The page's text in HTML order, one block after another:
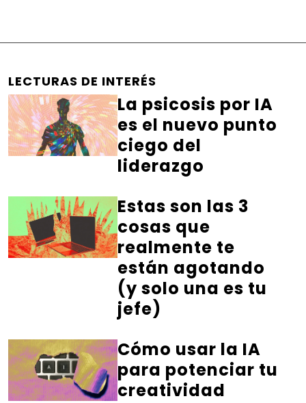
LECTURAS DE INTERÉS
La psicosis por IA
es el nuevo punto
ciego del
liderazgo
Estas son las 3
cosas que
realmente te
están agotando
(y solo una es tu
jefe)
Cómo usar la IA
para potenciar tu
creatividad